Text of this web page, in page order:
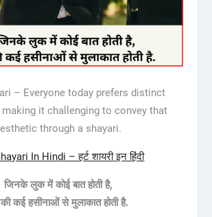
– Everyone today prefers distinct
it challenging to convey that
through a shayari.
In Hindi – हर्ट शायरी इन हिंदी
जिनके लुक में कोई बात होती है,
कई हसीनाओं से मुलाकात होती है.